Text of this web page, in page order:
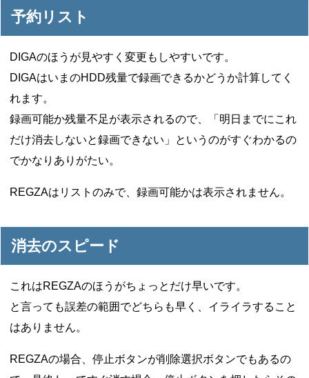
予約リスト
DIGAのほうが見やすく変更もしやすいです。
DIGAはいまのHDD残量で録画できるかどうか計算してく
れます。
録画可能か残量不足が表示されるので、「明日までにこれ
だけ消去しないと録画できない」というのがすぐわかるの
でかなりありがたい。
REGZAはリストのみで、録画可能かは表示されません。
消去のスピード
これはREGZAのほうがちょっとだけ早いです。
と言っても誤差の範囲でどちらも早く、イライラすること
はありません。
REGZAの場合、停止ボタンが削除選択ボタンでもあるの